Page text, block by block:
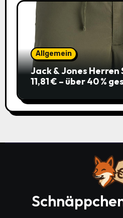
Allgemein
Jack & Jones Herren
11,81 € – über 40 %